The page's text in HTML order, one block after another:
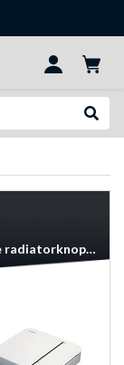
Bosch Smart Home Controller + 2x Slimme radiatorknop II set